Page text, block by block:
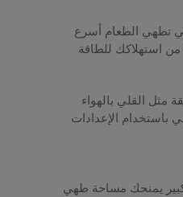
تطهي الطعام أسرع
مع 7 إعدادات مسبقة مثل القلي بالهواء
باستخدام الإعدادات
كبير يمنحك مساحة طهي